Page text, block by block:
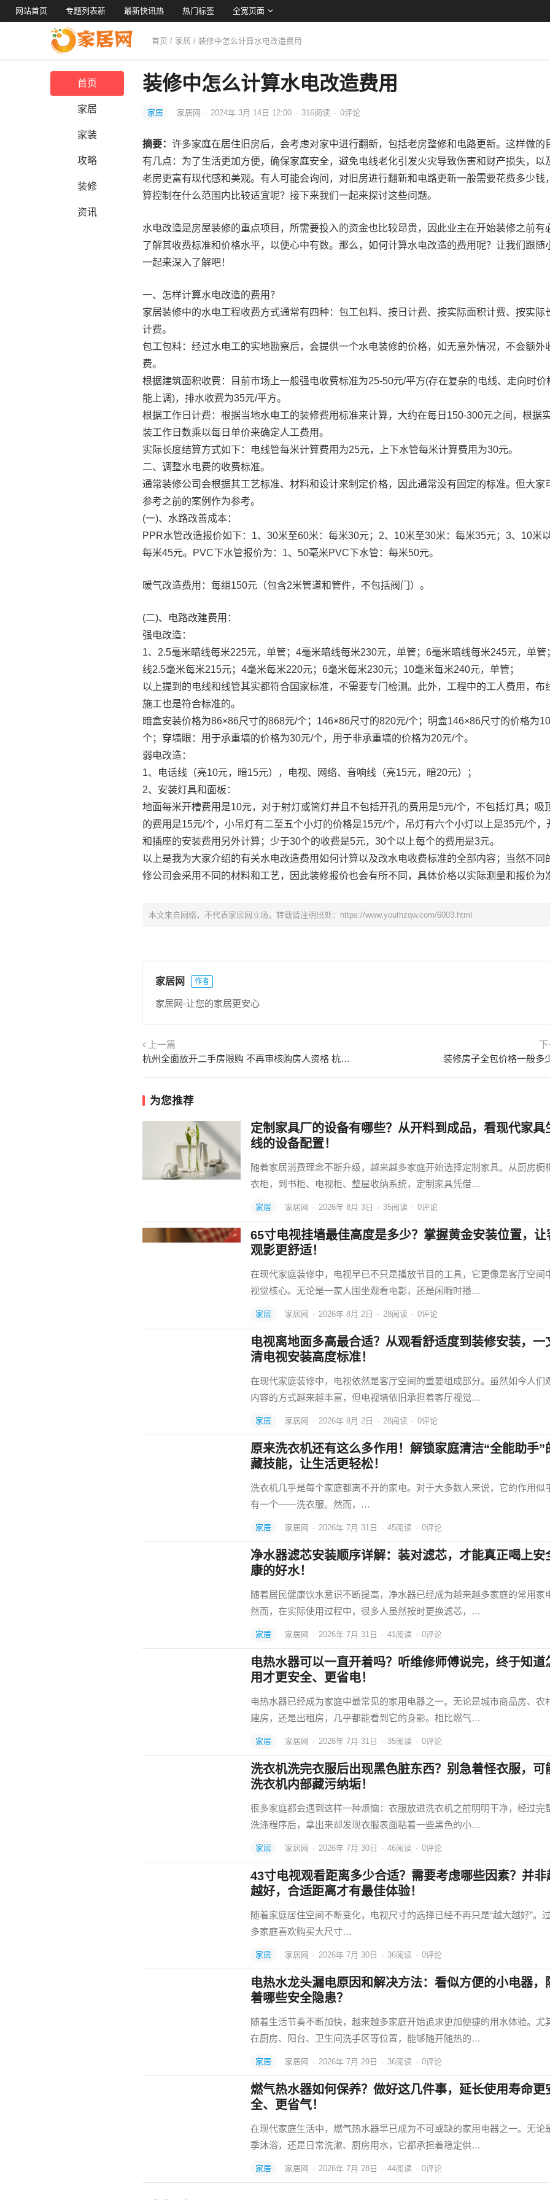
网站首页 专题列表新 最新快讯热 热门标签 全宽页面
首页 / 家居 / 装修中怎么计算水电改造费用
首页
家居
家装
攻略
装修
资讯
装修中怎么计算水电改造费用
家居 家居网 · 2024年 3月 14日 12:00 · 316阅读 · 0评论
摘要： 许多家庭在居住旧房后，会考虑对家中进行翻新，包括老房整修和电路更新。这样做的
有几点：为了生活更加方便，确保家庭安全，避免电线老化引发火灾导致伤害和财产损失，以
老房更富有现代感和美观。有人可能会询问，对旧房进行翻新和电路更新一般需要花费多少钱
算控制在什么范围内比较适宜呢？接下来我们一起来探讨这些问题。
水电改造是房屋装修的重点项目，所需要投入的资金也比较昂贵，因此业主在开始装修之前有
了解其收费标准和价格水平，以便心中有数。那么，如何计算水电改造的费用呢？让我们跟随
一起来深入了解吧！
一、怎样计算水电改造的费用？
家居装修中的水电工程收费方式通常有四种：包工包料、按日计费、按实际面积计费、按实际
计费。
包工包料：经过水电工的实地勘察后，会提供一个水电装修的价格，如无意外情况，不会额外
费。
根据建筑面积收费：目前市场上一般强电收费标准为25-50元/平方(存在复杂的电线、走向时价
能上调)，排水收费为35元/平方。
根据工作日计费：根据当地水电工的装修费用标准来计算，大约在每日150-300元之间，根据
装工作日数乘以每日单价来确定人工费用。
实际长度结算方式如下：电线管每米计算费用为25元，上下水管每米计算费用为30元。
二、调整水电费的收费标准。
通常装修公司会根据其工艺标准、材料和设计来制定价格，因此通常没有固定的标准。但大家
参考之前的案例作为参考。
(一)、水路改善成本：
PPR水管改造报价如下：1、30米至60米：每米30元；2、10米至30米：每米35元；3、10米以
每米45元。PVC下水管报价为：1、50毫米PVC下水管：每米50元。
暖气改造费用：每组150元（包含2米管道和管件，不包括阀门）。
(二)、电路改建费用：
强电改造：
1、2.5毫米暗线每米225元，单管；4毫米暗线每米230元，单管；6毫米暗线每米245元，单管
线2.5毫米每米215元；4毫米每米220元；6毫米每米230元；10毫米每米240元，单管；
以上提到的电线和线管其实都符合国家标准，不需要专门检测。此外，工程中的工人费用，布
施工也是符合标准的。
暗盒安装价格为86×86尺寸的868元/个；146×86尺寸的820元/个；明盒146×86尺寸的价格为
个；穿墙眼：用于承重墙的价格为30元/个，用于非承重墙的价格为20元/个。
弱电改造：
1、电话线（亮10元，暗15元），电视、网络、音响线（亮15元，暗20元）；
2、安装灯具和面板：
地面每米开槽费用是10元，对于射灯或筒灯并且不包括开孔的费用是5元/个，不包括灯具；吸
的费用是15元/个，小吊灯有二至五个小灯的价格是15元/个，吊灯有六个小灯以上是35元/个，
和插座的安装费用另外计算；少于30个的收费是5元，30个以上每个的费用是3元。
以上是我为大家介绍的有关水电改造费用如何计算以及改水电收费标准的全部内容；当然不同
修公司会采用不同的材料和工艺，因此装修报价也会有所不同，具体价格以实际测量和报价为
本文来自网络，不代表家居网立场，转载请注明出处： https://www.youthzqw.com/6003.html
家居网 作者
家居网-让您的家居更安心
上一篇
杭州全面放开二手房限购 不再审核购房人资格 杭州出新政策后二手房
装修房子全包价格一般多
为您推荐
定制家具厂的设备有哪些？从开料到成品，看现代家具
线的设备配置！
随着家居消费理念不断升级，越来越多家庭开始选择定制家具。从厨房橱
衣柜，到书柜、电视柜、整屋收纳系统，定制家具凭借…
家居 家居网 · 2026年 8月 3日 · 35阅读 · 0评论
65寸电视挂墙最佳高度是多少？掌握黄金安装位置，让
观影更舒适！
在现代家庭装修中，电视早已不只是播放节目的工具，它更像是客厅空间
视觉核心。无论是一家人围坐观看电影，还是闲暇时播…
家居 家居网 · 2026年 8月 2日 · 28阅读 · 0评论
电视离地面多高最合适？从观看舒适度到装修安装，一
清电视安装高度标准！
在现代家庭装修中，电视依然是客厅空间的重要组成部分。虽然如今人们
内容的方式越来越丰富，但电视墙依旧承担着客厅视觉…
家居 家居网 · 2026年 8月 2日 · 28阅读 · 0评论
原来洗衣机还有这么多作用！解锁家庭清洁“全能助手”
藏技能，让生活更轻松！
洗衣机几乎是每个家庭都离不开的家电。对于大多数人来说，它的作用似
有一个——洗衣服。然而，…
家居 家居网 · 2026年 7月 31日 · 45阅读 · 0评论
净水器滤芯安装顺序详解：装对滤芯，才能真正喝上安
康的好水！
随着居民健康饮水意识不断提高，净水器已经成为越来越多家庭的常用家
然而，在实际使用过程中，很多人虽然按时更换滤芯，…
家居 家居网 · 2026年 7月 31日 · 41阅读 · 0评论
电热水器可以一直开着吗？听维修师傅说完，终于知道
用才更安全、更省电！
电热水器已经成为家庭中最常见的家用电器之一。无论是城市商品房、农
建房，还是出租房，几乎都能看到它的身影。相比燃气…
家居 家居网 · 2026年 7月 31日 · 35阅读 · 0评论
洗衣机洗完衣服后出现黑色脏东西？别急着怪衣服，可
洗衣机内部藏污纳垢！
很多家庭都会遇到这样一种烦恼：衣服放进洗衣机之前明明干净，经过完
洗涤程序后，拿出来却发现衣服表面粘着一些黑色的小…
家居 家居网 · 2026年 7月 30日 · 46阅读 · 0评论
43寸电视观看距离多少合适？需要考虑哪些因素？并非
越好，合适距离才有最佳体验！
随着家庭居住空间不断变化，电视尺寸的选择已经不再只是“越大越好”。
多家庭喜欢购买大尺寸…
家居 家居网 · 2026年 7月 30日 · 36阅读 · 0评论
电热水龙头漏电原因和解决方法：看似方便的小电器，
着哪些安全隐患？
随着生活节奏不断加快，越来越多家庭开始追求更加便捷的用水体验。尤
在厨房、阳台、卫生间洗手区等位置，能够随开随热的…
家居 家居网 · 2026年 7月 29日 · 36阅读 · 0评论
燃气热水器如何保养？做好这几件事，延长使用寿命更
全、更省气！
在现代家庭生活中，燃气热水器早已成为不可或缺的家用电器之一。无论
季沐浴，还是日常洗漱、厨房用水，它都承担着稳定供…
家居 家居网 · 2026年 7月 28日 · 44阅读 · 0评论